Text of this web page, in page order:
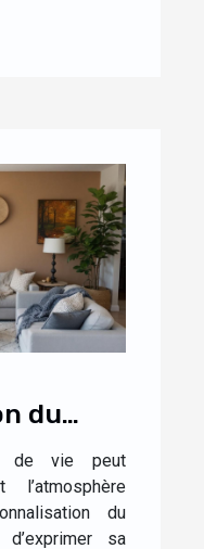
du
t-elle
de vie peut
l’atmosphère
du
sa